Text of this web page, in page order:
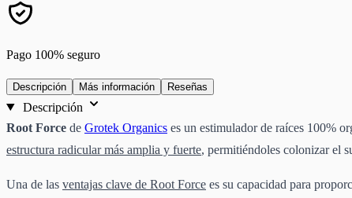
Pago 100% seguro
Descripción Más información Reseñas
Descripción
Root Force de Grotek Organics es un estimulador de raíces 100%
estructura radicular más amplia y fuerte, permitiéndoles colonizar el
Una de las ventajas clave de Root Force es su capacidad para